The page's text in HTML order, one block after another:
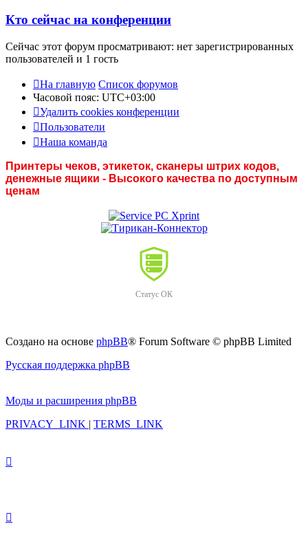
Кто сейчас на конференции
Сейчас этот форум просматривают: нет зарегистрированных
пользователей и 1 гость
На главную Список форумов
Часовой пояс: UTC+03:00
Удалить cookies конференции
Пользователи
Наша команда
Принтеры чеков, этикеток, сканеры штрих кодов,
денежные ящики - Высокого качества по доступным
ценам
Статус ОК
Создано на основе phpBB® Forum Software © phpBB Limited
Русская поддержка phpBB
Моды и расширения phpBB
PRIVACY_LINK | TERMS_LINK